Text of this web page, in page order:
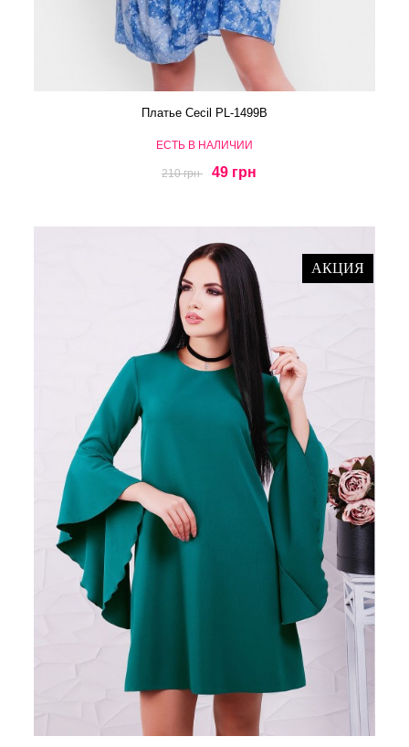
Платье Cecil PL-1499B
ЕСТЬ В НАЛИЧИИ
210 грн 49 грн
АКЦИЯ